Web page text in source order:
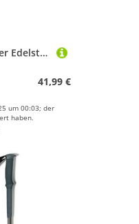
CWZZWS Watch -Träger Edelstahl Uhrenband 18mm 20 mm 22 mm 24 mm Gurt Armband Gebogene Ende Uhrengurt Doppelverriegelungs -Schnalle -Austausch Handgelenksgürtel #0000
41,99 €
um 00:03; der
haben.